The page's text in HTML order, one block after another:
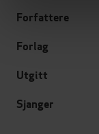
Forfattere
Forlag
Utgitt
Sjanger